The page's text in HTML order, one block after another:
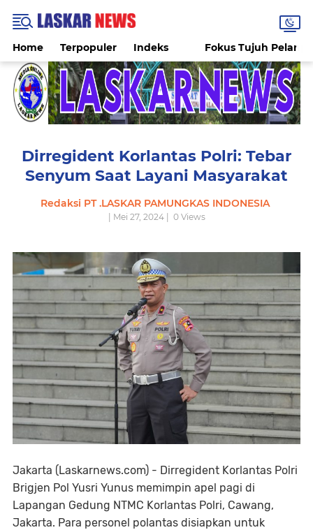
Home Terpopuler Indeks Fokus Tujuh
Dirregident Korlantas Polri: Tebar
Senyum Saat Layani Masyarakat
Redaksi PT .LASKAR PAMUNGKAS INDONESIA
| Mei 27, 2024 | 0Views
Jakarta (Laskarnews.com) - Dirregident Korlantas Polri
Brigjen Pol Yusri Yunus memimpin apel pagi di
Lapangan Gedung NTMC Korlantas Polri, Cawang,
Jakarta. Para personel polantas disiapkan untuk